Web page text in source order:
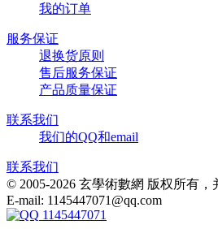
我的订单
服务保证
退换货原则
售后服务保证
产品质量保证
联系我们
我们的QQ和email
联系我们
© 2005-2026 玄學術數網 版权所有，
E-mail: 1145447071@qq.com
1145447071